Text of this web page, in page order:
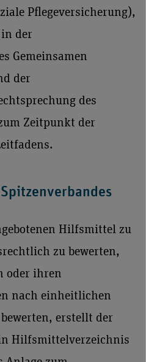
Pflegeversicherung),
in der
Gemeinsamen
der
des
Zeitpunkt der
Hilfsmittel zu
zu bewerten,
oder ihren
nach einheitlichen
erstellt der
Hilfsmittelverzeichnis